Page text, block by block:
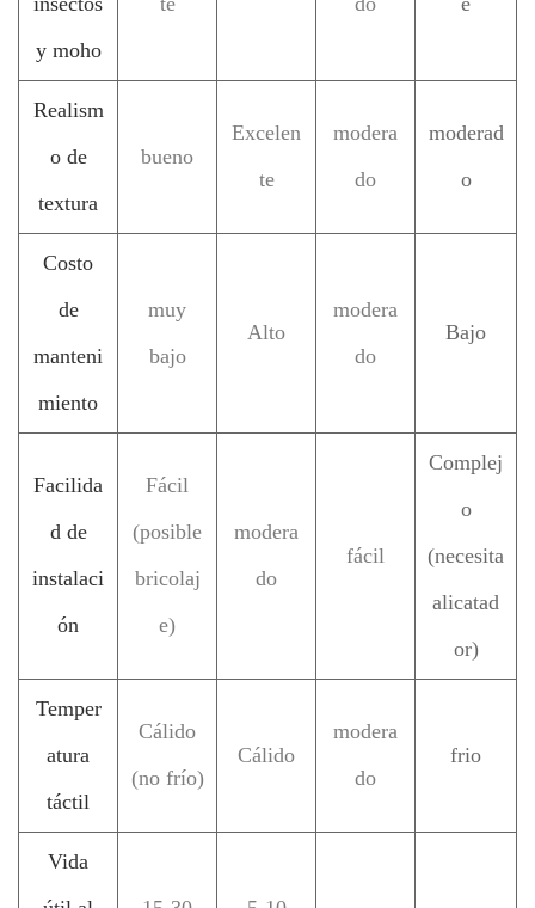
y moho
Realism
o de
textura
bueno
Excelen
te
modera
do
moderad
o
Costo
de
manteni
miento
muy
bajo
Alto
modera
do
Bajo
Facilida
d de
instalaci
ón
Fácil
(posible
bricolaj
e)
modera
do
fácil
Complej
o
(necesita
alicatad
or)
Temper
atura
táctil
Cálido
(no frío)
Cálido
modera
do
frio
Vida